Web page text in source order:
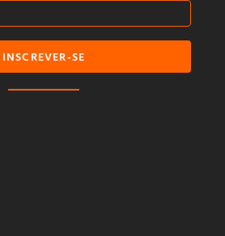
INSCREVER-SE